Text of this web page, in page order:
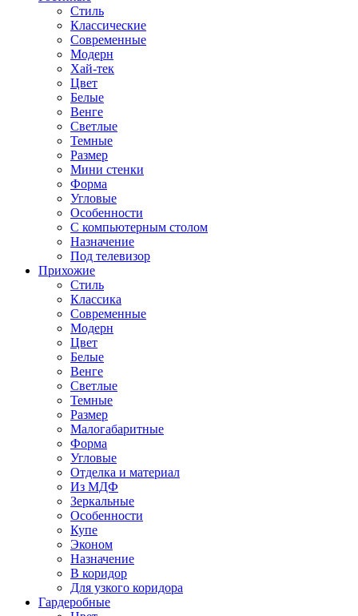
Стиль
Классические
Современные
Модерн
Хай-тек
Цвет
Белые
Венге
Светлые
Темные
Размер
Мини стенки
Форма
Угловые
Особенности
С компьютерным столом
Назначение
Под телевизор
Прихожие
Стиль
Классика
Современные
Модерн
Цвет
Белые
Венге
Светлые
Темные
Размер
Малогабаритные
Форма
Угловые
Отделка и материал
Из МДФ
Зеркальные
Особенности
Купе
Эконом
Назначение
В коридор
Для узкого коридора
Гардеробные